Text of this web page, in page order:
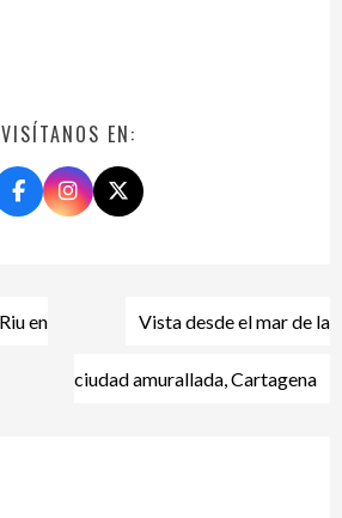
VISÍTANOS EN:
en Vista desde el mar de la
ciudad amurallada, Cartagena